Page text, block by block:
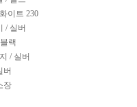
이트 230
/ 실버
랙
/ 실버
버
장